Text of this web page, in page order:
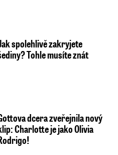
spolehlivě zakryjete
Tohle musíte znát
dcera zveřejnila nový
Charlotte je jako Olivia